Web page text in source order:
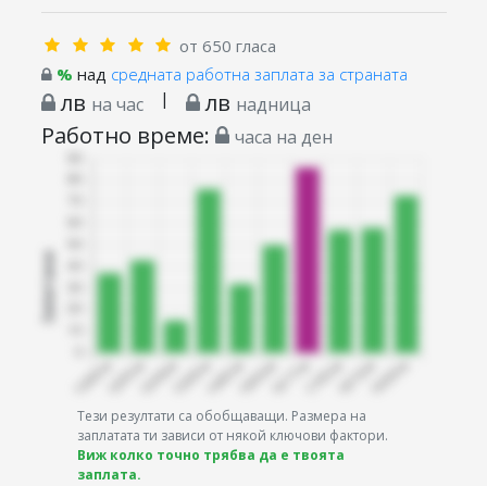
от 650 гласа
% над средната работна заплата за страната
лв на час | лв надница
Работно време: часа на ден
Тези резултати са обобщаващи. Размера на
заплатата ти зависи от някой ключови фактори.
Виж колко точно трябва да е твоята
заплата.